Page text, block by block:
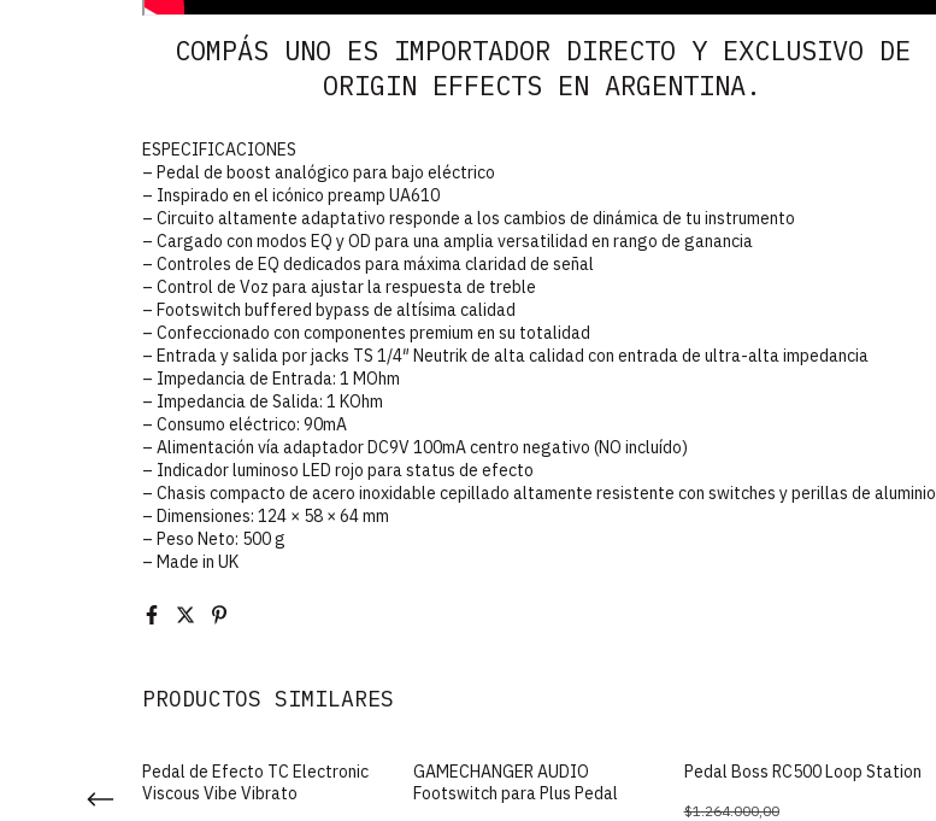
COMPÁS UNO ES IMPORTADOR DIRECTO Y EXCLUSIVO DE
ORIGIN EFFECTS EN ARGENTINA.
ESPECIFICACIONES
– Pedal de boost analógico para bajo eléctrico
– Inspirado en el icónico preamp UA610
– Circuito altamente adaptativo responde a los cambios de dinámica de tu instrumento
– Cargado con modos EQ y OD para una amplia versatilidad en rango de ganancia
– Controles de EQ dedicados para máxima claridad de señal
– Control de Voz para ajustar la respuesta de treble
– Footswitch buffered bypass de altísima calidad
– Confeccionado con componentes premium en su totalidad
– Entrada y salida por jacks TS 1/4″ Neutrik de alta calidad con entrada de ultra-alta impedancia
– Impedancia de Entrada: 1 MOhm
– Impedancia de Salida: 1 KOhm
– Consumo eléctrico: 90mA
– Alimentación vía adaptador DC9V 100mA centro negativo (NO incluído)
– Indicador luminoso LED rojo para status de efecto
– Chasis compacto de acero inoxidable cepillado altamente resistente con switches y perillas de aluminio
– Dimensiones: 124 × 58 × 64 mm
– Peso Neto: 500 g
– Made in UK
PRODUCTOS SIMILARES
Pedal de Efecto TC Electronic
Viscous Vibe Vibrato
GAMECHANGER AUDIO
Footswitch para Plus Pedal
Pedal Boss RC500 Loop Station
$1.264.000,00